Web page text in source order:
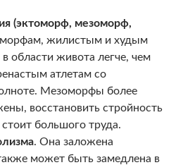
(эктоморф, мезоморф,
жилистым и худым
области живота легче, чем
атлетам со
Мезоморфы более
восстановить стройность
большого труда.
. Она заложена
может быть замедлена в